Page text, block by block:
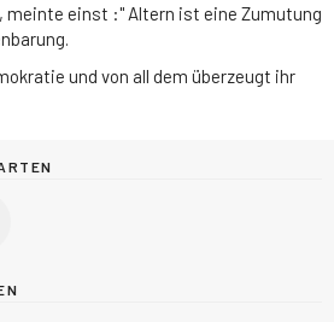
meinte einst :" Altern ist eine Zumutung
und von all dem überzeugt ihr